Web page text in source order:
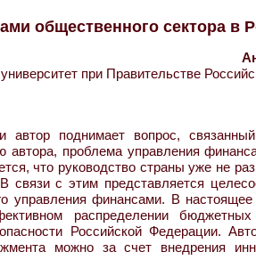
общественного сектора в
при Правительстве
автор поднимает вопрос,
проблема управления
что руководство страны уже не
связи с этим представляется
управления финансами. В настоящее
распределении
Российской Федерации.
можно за счет внедрения